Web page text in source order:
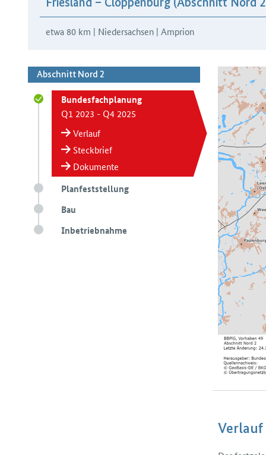
Friesland – Cloppenburg (Abschnitt Nord
etwa 80 km | Niedersachsen | Amprion
Abschnitt Nord 2
Bundesfachplanung
Q1 2023 - Q4 2025
Verlauf
Steckbrief
Dokumente
Planfeststellung
Bau
Inbetriebnahme
Verlauf